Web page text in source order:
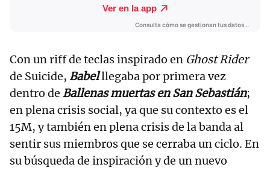
Con un riff de teclas inspirado en Ghost Rider
de Suicide, Babelllegaba por primera vez
dentro de Ballenas muertas en San Sebastián;
en plena crisis social, ya que su contexto es el
15M, y también en plena crisis de la banda al
sentir sus miembros que se cerraba un ciclo. En
su búsqueda de inspiración y de un nuevo